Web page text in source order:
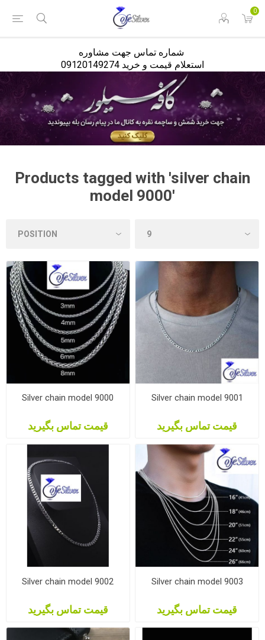
0
استعلام قیمت و خرید 09120149274
Products tagged with 'silver chain
model 9000'
Silver chain model 9000
قیمت تماس بگیرید
Silver chain model 9001
قیمت تماس بگیرید
Silver chain model 9002
قیمت تماس بگیرید
Silver chain model 9003
قیمت تماس بگیرید